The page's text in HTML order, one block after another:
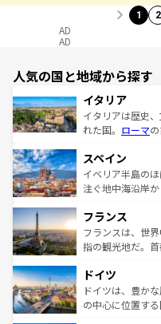
1 2
AD
AD
人気の国と地域から探す
イタリア
イタリアは歴史
れた国。 ローマ
ろん、トスカー
景など、自然景
ピザやパスタな
ませてくれるイ
なお、新着のイ
しい。
スペイン
イベリア半島の
注ぐ地中海沿岸
文化が根付くこ
れる闘牛、そし
る。首都マドリ
の城塞都市、穏
せる。地方によ
フランス
フランスは、世
指の観光地だ。
で、幅広い魅力
聖堂、美しいビ
から魅了する。
ドイツ
ドイツは、豊か
の中心に位置す